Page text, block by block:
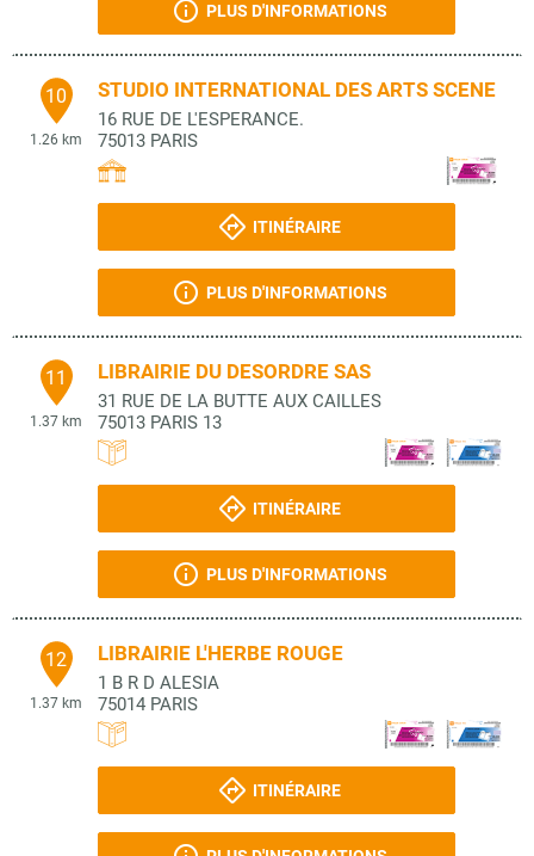
PLUS D'INFORMATIONS
10
1.26 km
STUDIO INTERNATIONAL DES ARTS SCENE
16 RUE DE L'ESPERANCE.
75013 PARIS
ITINÉRAIRE
PLUS D'INFORMATIONS
11
1.37 km
LIBRAIRIE DU DESORDRE SAS
31 RUE DE LA BUTTE AUX CAILLES
75013 PARIS 13
ITINÉRAIRE
PLUS D'INFORMATIONS
12
1.37 km
LIBRAIRIE L'HERBE ROUGE
1 B R D ALESIA
75014 PARIS
ITINÉRAIRE